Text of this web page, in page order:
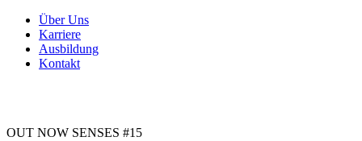
Über Uns
Karriere
Ausbildung
Kontakt
OUT NOW SENSES #15